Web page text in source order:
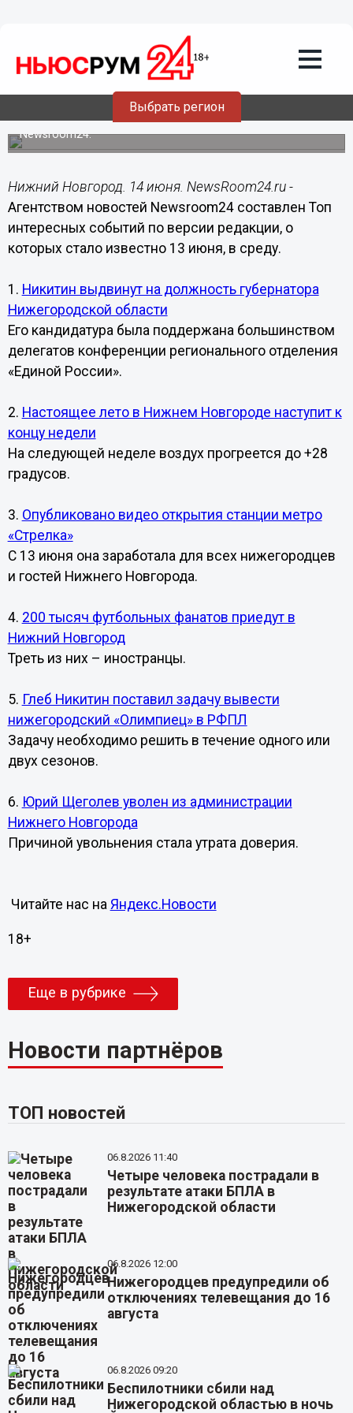
Выбрать регион
14.06.201807:45
Названы самые интересные события в
Нижегородской области за 13 июня
Рейтинг подготовлен по версии агентства новостей
Newsroom24.
Нижний Новгород. 14 июня. NewsRoom24.ru -
Агентством новостей Newsroom24 составлен Топ
интересных событий по версии редакции, о
которых стало известно 13 июня, в среду.
1. Никитин выдвинут на должность губернатора
Нижегородской области
Его кандидатура была поддержана большинством
делегатов конференции регионального отделения
«Единой России».
2. Настоящее лето в Нижнем Новгороде наступит к
концу недели
На следующей неделе воздух прогреется до +28
градусов.
3. Опубликовано видео открытия станции метро
«Стрелка»
С 13 июня она заработала для всех нижегородцев
и гостей Нижнего Новгорода.
4. 200 тысяч футбольных фанатов приедут в
Нижний Новгород
Треть из них – иностранцы.
5. Глеб Никитин поставил задачу вывести
нижегородский «Олимпиец» в РФПЛ
Задачу необходимо решить в течение одного или
двух сезонов.
6. Юрий Щеголев уволен из администрации
Нижнего Новгорода
Причиной увольнения стала утрата доверия.
Читайте нас на Яндекс.Новости
18+
Еще в рубрике
Новости партнёров
ТОП новостей
06.8.2026 11:40
Четыре человека пострадали в
результате атаки БПЛА в
Нижегородской области
06.8.2026 12:00
Нижегородцев предупредили об
отключениях телевещания до 16
августа
06.8.2026 09:20
Беспилотники сбили над
Нижегородской областью в ночь